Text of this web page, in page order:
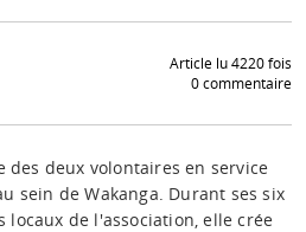
Article lu 4220 fois
0 commentaire
des deux volontaires en service
sein de Wakanga. Durant ses six
locaux de l'association, elle crée